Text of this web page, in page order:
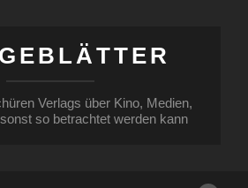
Verlags über Kino, Medien,
so betrachtet werden kann